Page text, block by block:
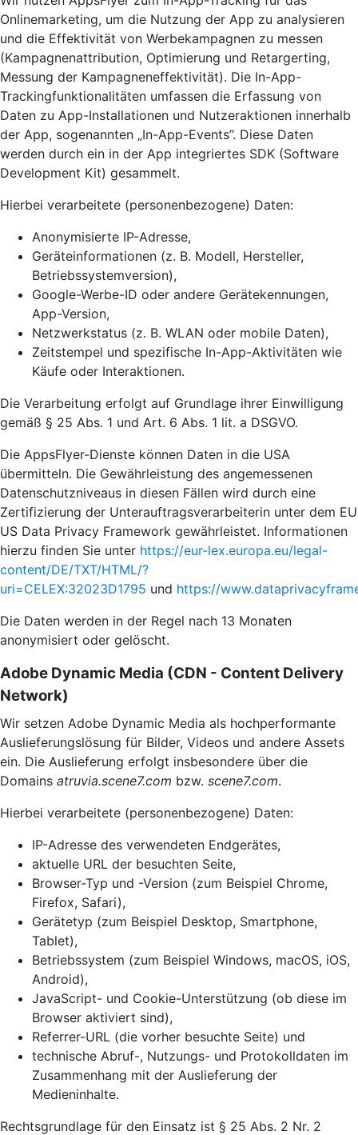
Onlinemarketing, um die Nutzung der App zu analysieren
und die Effektivität von Werbekampagnen zu messen
(Kampagnenattribution, Optimierung und Retargerting,
Messung der Kampagneneffektivität). Die In-App-
Trackingfunktionalitäten umfassen die Erfassung von
Daten zu App-Installationen und Nutzeraktionen innerhalb
der App, sogenannten „In-App-Events”. Diese Daten
werden durch ein in der App integriertes SDK (Software
Development Kit) gesammelt.
Hierbei verarbeitete (personenbezogene) Daten:
Anonymisierte IP-Adresse,
Geräteinformationen (z. B. Modell, Hersteller,
Betriebssystemversion),
Google-Werbe-ID oder andere Gerätekennungen,
App-Version,
Netzwerkstatus (z. B. WLAN oder mobile Daten),
Zeitstempel und spezifische In-App-Aktivitäten wie
Käufe oder Interaktionen.
Die Verarbeitung erfolgt auf Grundlage ihrer Einwilligung
gemäß § 25 Abs. 1 und Art. 6 Abs. 1 lit. a DSGVO.
Die AppsFlyer-Dienste können Daten in die USA
übermitteln. Die Gewährleistung des angemessenen
Datenschutzniveaus in diesen Fällen wird durch eine
Zertifizierung der Unterauftragsverarbeiterin unter dem EU
US Data Privacy Framework gewährleistet. Informationen
hierzu finden Sie unter https://eur-lex.europa.eu/legal-
content/DE/TXT/HTML/?
uri=CELEX:32023D1795 und https://
Die Daten werden in der Regel nach 13 Monaten
anonymisiert oder gelöscht.
Adobe Dynamic Media (CDN - Content Delivery
Network)
Wir setzen Adobe Dynamic Media als hochperformante
Auslieferungslösung für Bilder, Videos und andere Assets
ein. Die Auslieferung erfolgt insbesondere über die
Domains atruvia.scene7.com bzw. scene7.com.
Hierbei verarbeitete (personenbezogene) Daten:
IP-Adresse des verwendeten Endgerätes,
aktuelle URL der besuchten Seite,
Browser-Typ und -Version (zum Beispiel Chrome,
Firefox, Safari),
Gerätetyp (zum Beispiel Desktop, Smartphone,
Tablet),
Betriebssystem (zum Beispiel Windows, macOS, iOS,
Android),
JavaScript- und Cookie-Unterstützung (ob diese im
Browser aktiviert sind),
Referrer-URL (die vorher besuchte Seite) und
technische Abruf-, Nutzungs- und Protokolldaten im
Zusammenhang mit der Auslieferung der
Medieninhalte.
Rechtsgrundlage für den Einsatz ist § 25 Abs. 2 Nr. 2